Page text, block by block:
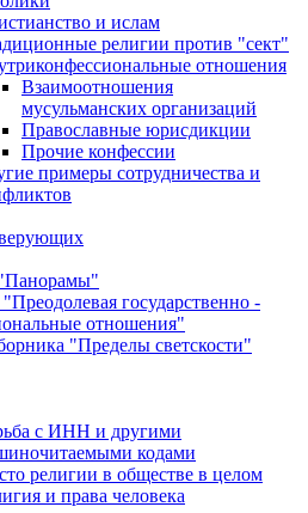
и ислам
религии против "сект"
отношения
Взаимоотношения
мусульманских организаций
Православные юрисдикции
Прочие конфессии
примеры сотрудничества и
государственно -
отношения"
"Пределы светскости"
с ИНН и другими
кодами
религии в обществе в целом
и права человека